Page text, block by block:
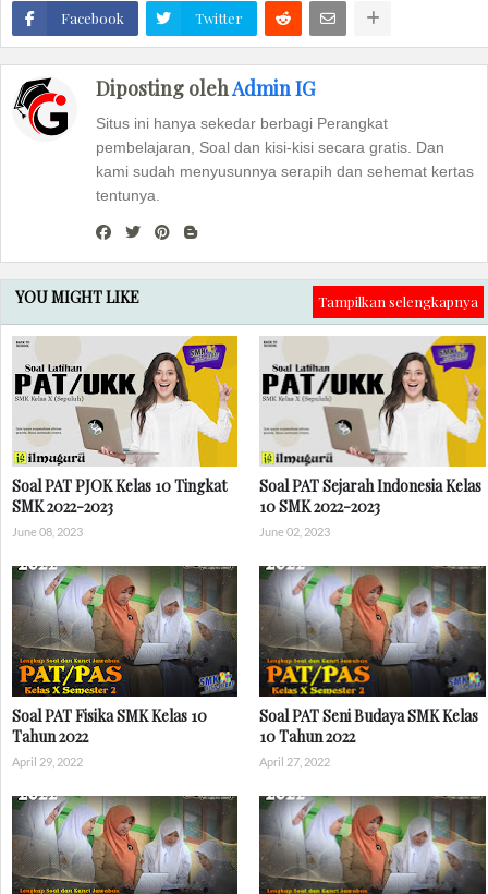
Facebook Twitter
Diposting olehAdmin IG
Situs ini hanya sekedar berbagi Perangkat
pembelajaran, Soal dan kisi-kisi secara gratis. Dan
kami sudah menyusunnya serapih dan sehemat kertas
tentunya.
YOU MIGHT LIKE Tampilkan selengkapnya
Soal PAT PJOK Kelas 10 Tingkat
SMK 2022-2023
June 08, 2023
Soal PAT Sejarah Indonesia Kelas
10 SMK 2022-2023
June 02, 2023
Soal PAT Fisika SMK Kelas 10
Tahun 2022
April 29, 2022
Soal PAT Seni Budaya SMK Kelas
10 Tahun 2022
April 27, 2022